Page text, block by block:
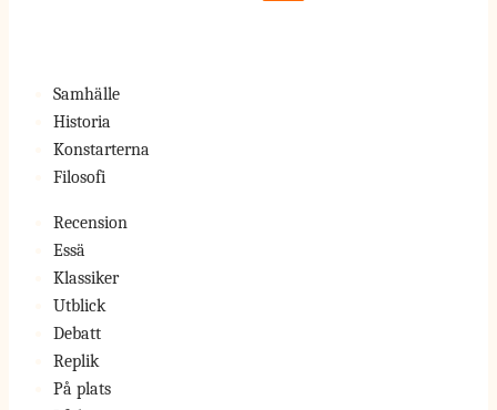
Samhälle
Historia
Konstarterna
Filosofi
Recension
Essä
Klassiker
Utblick
Debatt
Replik
På plats